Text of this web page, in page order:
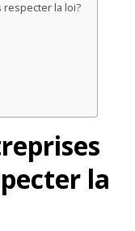
la loi?
la